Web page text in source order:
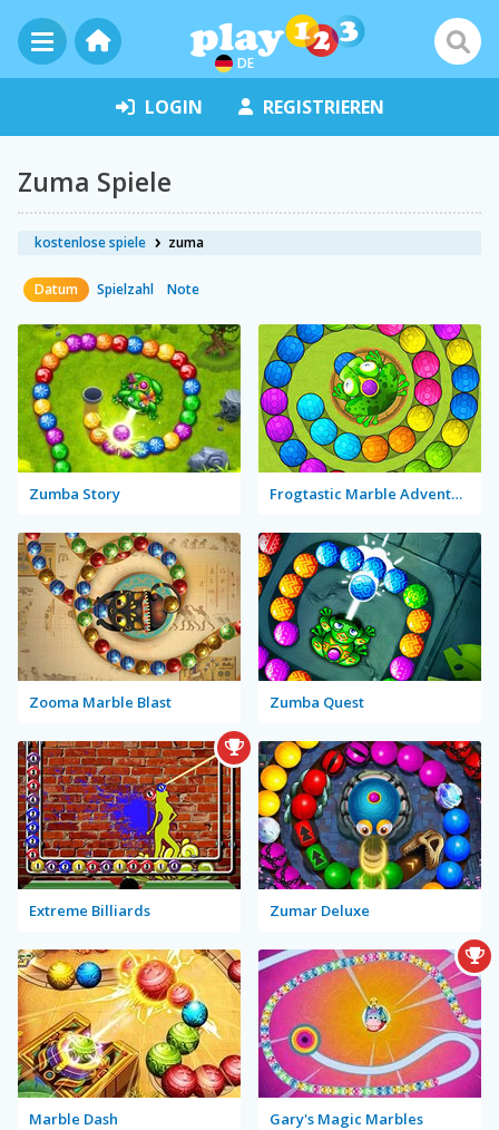
DE
LOGIN REGISTRIEREN
Zuma Spiele
kostenlose spiele zuma
Datum Spielzahl Note
Zumba Story Frogtastic Marble Adventure
Zooma Marble Blast Zumba Quest
Extreme Billiards Zumar Deluxe
Marble Dash Gary's Magic Marbles